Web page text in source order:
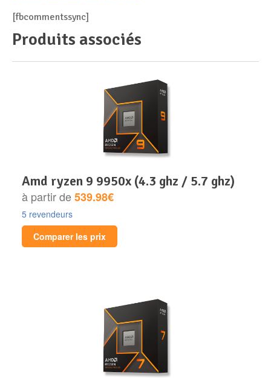
[fbcommentssync]
Produits associés
amd ryzen 9 9950x (4.3 ghz / 5.7 ghz)
à partir de539.98€
5 revendeurs
Comparer les prix